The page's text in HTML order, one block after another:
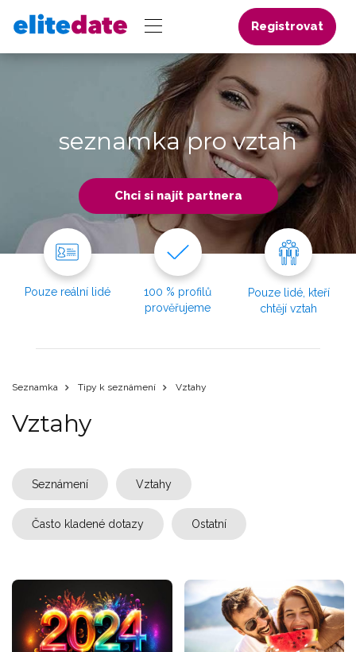
Registrovat
seznamka pro vztah
Chci si najít partnera
Pouze reální lidé
100 % profilů
prověřujeme
Pouze lidé, kteří
chtějí vztah
Seznamka Tipy k seznámení Vztahy
Vztahy
Seznámení Vztahy
Často kladené dotazy Ostatní